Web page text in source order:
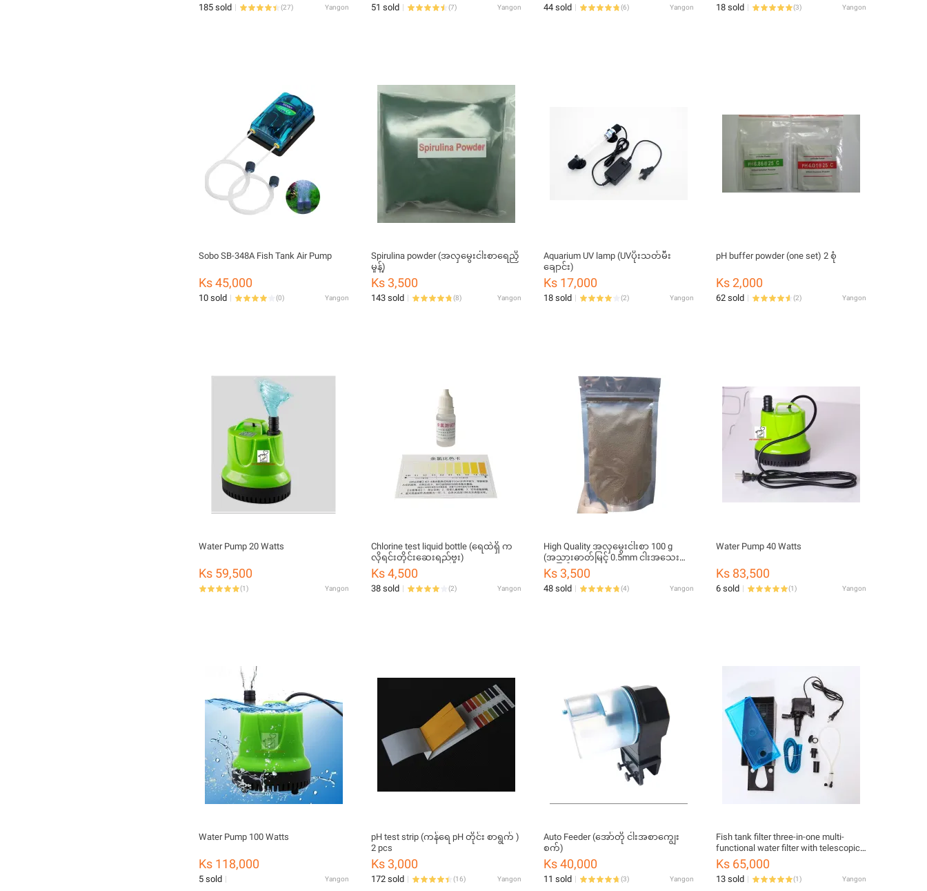
185 sold (27) Yangon 51 sold (7) Yangon 44 sold (6) Yangon 18 sold (3) Yangon
Sobo SB-348A Fish Tank Air Pump
Ks 45,000
10 sold (0) Yangon
Spirulina powder (အလှမွေးငါးစာ‌ရေညှိ
မှုန့်)
Ks 3,500
143 sold (8) Yangon
Aquarium UV lamp (UVပိုးသတ်မီး
ချောင်း)
Ks 17,000
18 sold (2) Yangon
pH buffer powder (one set) 2 စုံ
Ks 2,000
62 sold (2) Yangon
Water Pump 20 Watts
Ks 59,500
(1) Yangon
Chlorine test liquid bottle (ရေထဲရှိ က
လိုရင်းတိုင်းဆေးရည်ဗူး)
Ks 4,500
38 sold (2) Yangon
High Quality အလှမွေးငါးစာ 100 g
(အသားဓာတ်မြင့် 0.5mm ငါးအသေး
ရေမြုပ်စာ)
Ks 3,500
48 sold (4) Yangon
Water Pump 40 Watts
Ks 83,500
6 sold (1) Yangon
Water Pump 100 Watts
Ks 118,000
5 sold Yangon
pH test strip (ကန်ရေ pH တိုင်း စာရွက် )
2 pcs
Ks 3,000
172 sold (16) Yangon
Auto Feeder (အော်တို ငါးအစာကျွေး
စက်)
Ks 40,000
11 sold (3) Yangon
Fish tank filter three-in-one multi-
functional water filter with telescopic
household silent submersible pump
Ks 65,000
13 sold (1) Yangon